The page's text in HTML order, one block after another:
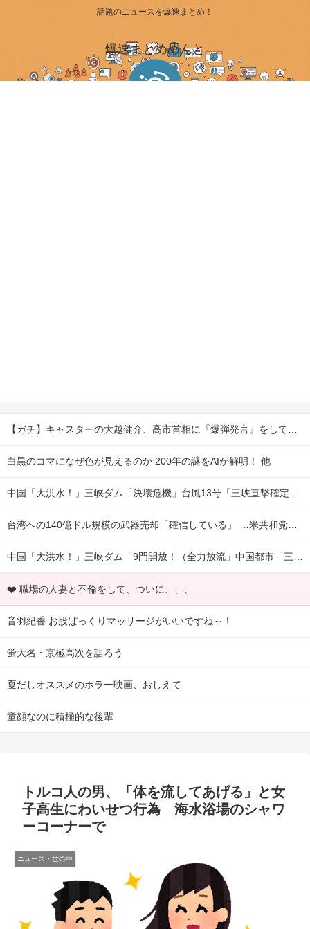
話題のニュースを爆速まとめ！
爆速まとめめんと
【ガチ】キャスターの大越健介、高市首相に『爆弾発言』をしてしまう！！！！！ 他
白黒のコマになぜ色が見えるのか 200年の謎をAIが解明！ 他
中国「大洪水！」三峡ダム「決壊危機」台風13号「三峡直撃確定」日本「最も強い勢力で接近！（伊勢湾台風級」台風13号と15号「中国本土でぶつかり合う（前代未聞」→ 他
台湾への140億ドル規模の武器売却「確信している」 …米共和党重鎮、マコール議員が表明！ 他
中国「大洪水！」三峡ダム「9門開放！（全力放流」中国都市「三峡沿線の道路水没」中国政府「高速道路封鎖！」中国ダム「緊急放流に合わせて開門（土砂崩れ発生」→ 他
❤️ 職場の人妻と不倫をして、ついに、、、
音羽紀香 お股ぱっくりマッサージがいいですね～！
蛍大名・京極高次を語ろう
夏だしオススメのホラー映画、おしえて
童顔なのに積極的な後輩
トルコ人の男、「体を流してあげる」と女
子高生にわいせつ行為 海水浴場のシャワ
ーコーナーで
ニュース・世の中